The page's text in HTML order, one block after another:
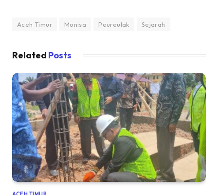
Aceh Timur Monisa Peureulak Sejarah
Related Posts